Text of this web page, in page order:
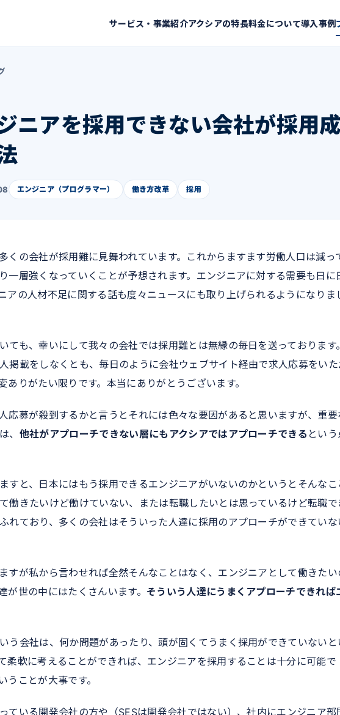
サービス・事業紹介アクシアの特長料金について導入事例
ニアを採用できない会社が採用
エンジニア（プログラマー） 働き方改革 採用
くの会社が採用難に見舞われています。これからますます労働人口は減っ
一層強くなっていくことが予想されます。エンジニアに対する需要も日に
アの人材不足に関する話も度々ニュースにも取り上げられるようになりま
ても、幸いにして我々の会社では採用難とは無縁の毎日を送っております。
掲載をしなくとも、毎日のように会社ウェブサイト経由で求人応募をいた
ありがたい限りです。本当にありがとうございます。
応募が殺到するかと言うとそれには色々な要因があると思いますが、重要
、 他社がアプローチできない層にもアクシアではアプローチできる という
すと、日本にはもう採用できるエンジニアがいないのかというとそんなこ
働きたいけど働けていない、または転職したいとは思っているけど転職で
れており、多くの会社はそういった人達に採用のアプローチができていな
すが私から言わせれば全然そんなことはなく、エンジニアとして働きたい
が世の中にはたくさんいます。 そういう人達にうまくアプローチできれば
う会社は、何か問題があったり、頭が固くてうまく採用ができていないと
柔軟に考えることができれば、エンジニアを採用することは十分に可能で
うことが大事です。
ている開発会社の方や（SESは開発会社ではない）、社内にエンジニア部